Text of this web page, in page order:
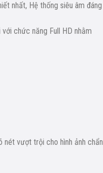
nhất, Hệ thống siêu âm đáng
chức năng Full HD nhằm
nét vượt trội cho hình ảnh chẩn